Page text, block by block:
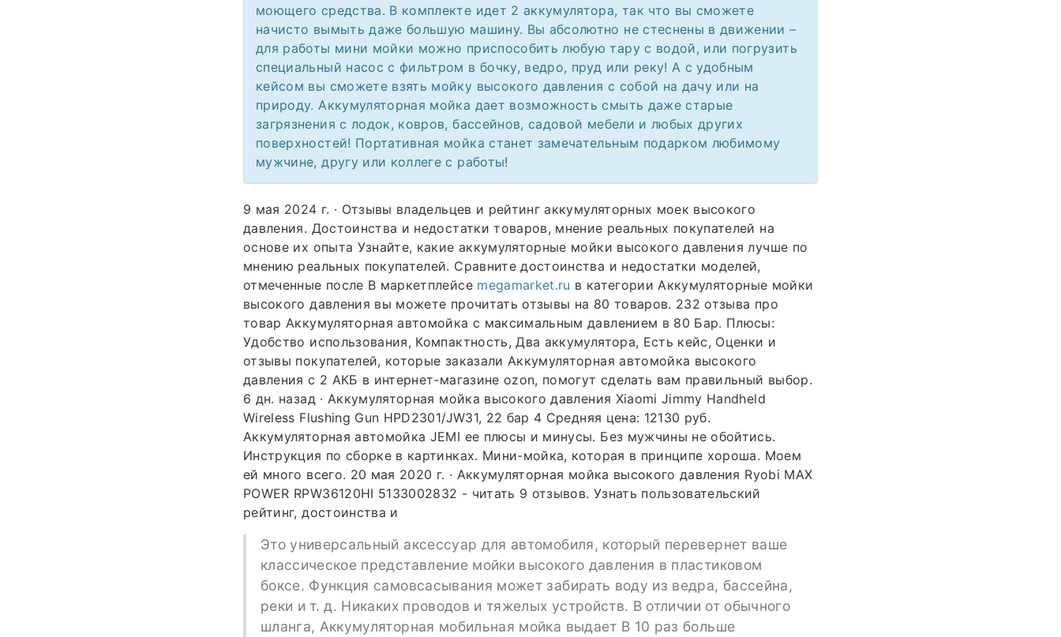
моющего средства. В комплекте идет 2 аккумулятора, так что вы сможете
начисто вымыть даже большую машину. Вы абсолютно не стеснены в движении –
для работы мини мойки можно приспособить любую тару с водой, или погрузить
специальный насос с фильтром в бочку, ведро, пруд или реку! А с удобным
кейсом вы сможете взять мойку высокого давления с собой на дачу или на
природу. Аккумуляторная мойка дает возможность смыть даже старые
загрязнения с лодок, ковров, бассейнов, садовой мебели и любых других
поверхностей! Портативная мойка станет замечательным подарком любимому
мужчине, другу или коллеге с работы!
9 мая 2024 г. · Отзывы владельцев и рейтинг аккумуляторных моек высокого
давления. Достоинства и недостатки товаров, мнение реальных покупателей на
основе их опыта Узнайте, какие аккумуляторные мойки высокого давления лучше по
мнению реальных покупателей. Сравните достоинства и недостатки моделей,
отмеченные после В маркетплейсе megamarket.ru в категории Аккумуляторные мойки
высокого давления вы можете прочитать отзывы на 80 товаров. 232 отзыва про
товар Аккумуляторная автомойка с максимальным давлением в 80 Бар. Плюсы:
Удобство использования, Компактность, Два аккумулятора, Есть кейс, Оценки и
отзывы покупателей, которые заказали Аккумуляторная автомойка высокого
давления с 2 АКБ в интернет-магазине ozon, помогут сделать вам правильный выбор.
6 дн. назад · Аккумуляторная мойка высокого давления Xiaomi Jimmy Handheld
Wireless Flushing Gun HPD2301/JW31, 22 бар 4 Средняя цена: 12130 руб.
Аккумуляторная автомойка JEMI ее плюсы и минусы. Без мужчины не обойтись.
Инструкция по сборке в картинках. Мини-мойка, которая в принципе хороша. Моем
ей много всего. 20 мая 2020 г. · Аккумуляторная мойка высокого давления Ryobi MAX
POWER RPW36120HI 5133002832 - читать 9 отзывов. Узнать пользовательский
рейтинг, достоинства и
Это универсальный аксессуар для автомобиля, который перевернет ваше
классическое представление мойки высокого давления в пластиковом
боксе. Функция самовсасывания может забирать воду из ведра, бассейна,
реки и т. д. Никаких проводов и тяжелых устройств. В отличии от обычного
шланга, Аккумуляторная мобильная мойка выдает В 10 раз больше